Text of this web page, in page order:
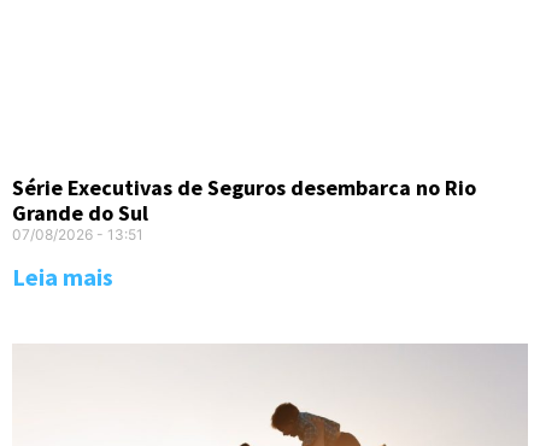
Série Executivas de Seguros desembarca no Rio
Grande do Sul
07/08/2026 13:51
Leia mais